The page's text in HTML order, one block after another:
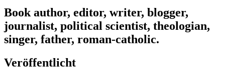
Book author, editor, writer, blogger,
journalist, political scientist, theologian,
singer, father, roman-catholic.
Veröffentlicht